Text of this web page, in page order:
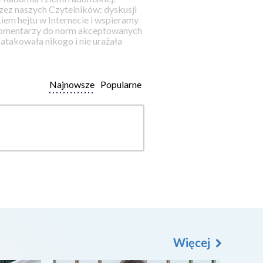
naszych Czytelników; dyskusji
hejtu w Internecie i wspieramy
do norm akceptowanych
nikogo i nie urażała
Popularne
Najnowsze
Więcej